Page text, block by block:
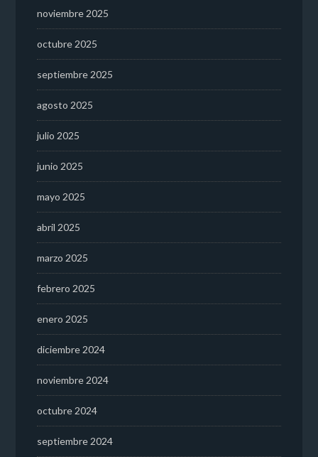
noviembre 2025
octubre 2025
septiembre 2025
agosto 2025
julio 2025
junio 2025
mayo 2025
abril 2025
marzo 2025
febrero 2025
enero 2025
diciembre 2024
noviembre 2024
octubre 2024
septiembre 2024